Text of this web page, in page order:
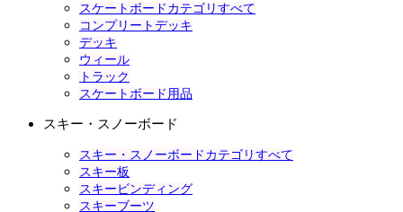
スケートボードカテゴリすべて
コンプリートデッキ
デッキ
ウィール
トラック
スケートボード用品
スキー・スノーボード
スキー・スノーボードカテゴリすべて
スキー板
スキービンディング
スキーブーツ